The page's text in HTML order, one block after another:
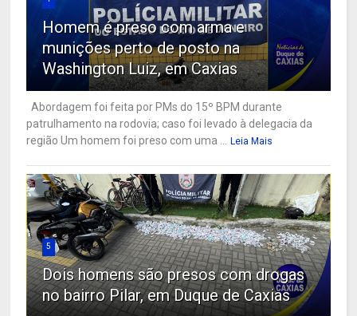
Homem é preso com arma e
munições perto de posto na
Washington Luiz, em Caxias
Abordagem foi feita por PMs do 15º BPM durante
patrulhamento na rodovia; caso foi levado à delegacia da
região Um homem foi preso com uma ...
Leia Mais
5
Dois homens são presos com drogas
no bairro Pilar, em Duque de Caxias